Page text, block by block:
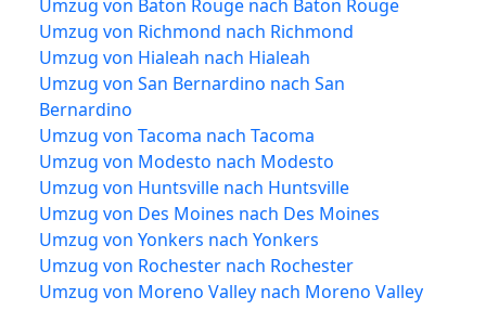
Umzug von Baton Rouge nach Baton Rouge
Umzug von Richmond nach Richmond
Umzug von Hialeah nach Hialeah
Umzug von San Bernardino nach San
Bernardino
Umzug von Tacoma nach Tacoma
Umzug von Modesto nach Modesto
Umzug von Huntsville nach Huntsville
Umzug von Des Moines nach Des Moines
Umzug von Yonkers nach Yonkers
Umzug von Rochester nach Rochester
Umzug von Moreno Valley nach Moreno Valley